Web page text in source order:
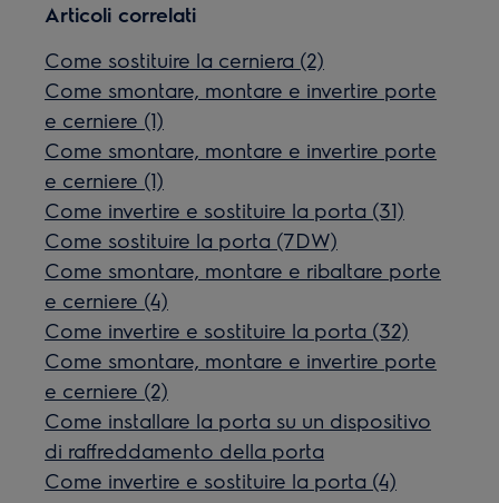
Articoli correlati
Come sostituire la cerniera (2)
Come smontare, montare e invertire porte
e cerniere (1)
Come smontare, montare e invertire porte
e cerniere (1)
Come invertire e sostituire la porta (31)
Come sostituire la porta (7DW)
Come smontare, montare e ribaltare porte
e cerniere (4)
Come invertire e sostituire la porta (32)
Come smontare, montare e invertire porte
e cerniere (2)
Come installare la porta su un dispositivo
di raffreddamento della porta
Come invertire e sostituire la porta (4)